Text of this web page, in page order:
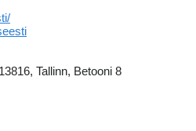
Tallinn, Betooni 8